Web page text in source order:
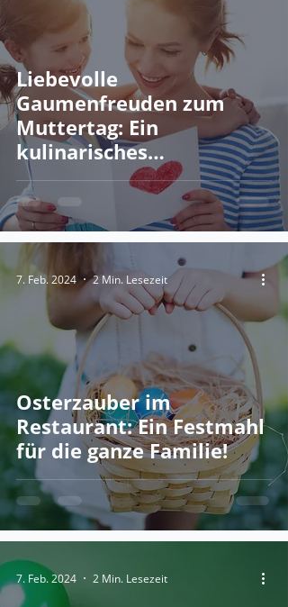
Liebevolle
Gaumenfreuden zum
Muttertag: Ein
kulinarisches
Dankeschön für unsere
Heldinnen!
Osterzauber im
Restaurant: Ein Festmahl
für die ganze Familie!
7. Feb. 2024 2 Min. Lesezeit
7. Feb. 2024 2 Min. Lesezeit